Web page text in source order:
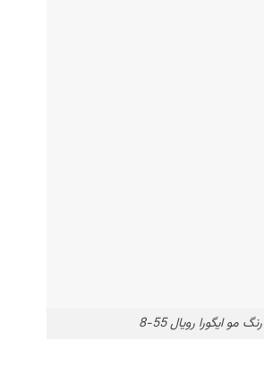
رنگ مو ایگورا رویال 55-8